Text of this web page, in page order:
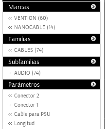
Marcas
VENTION (60)
NANOCABLE (14)
Familias
CABLES (74)
Subfamilias
AUDIO (74)
Parámetros
Conector 2
Conector 1
Cable para PSU
Longitud